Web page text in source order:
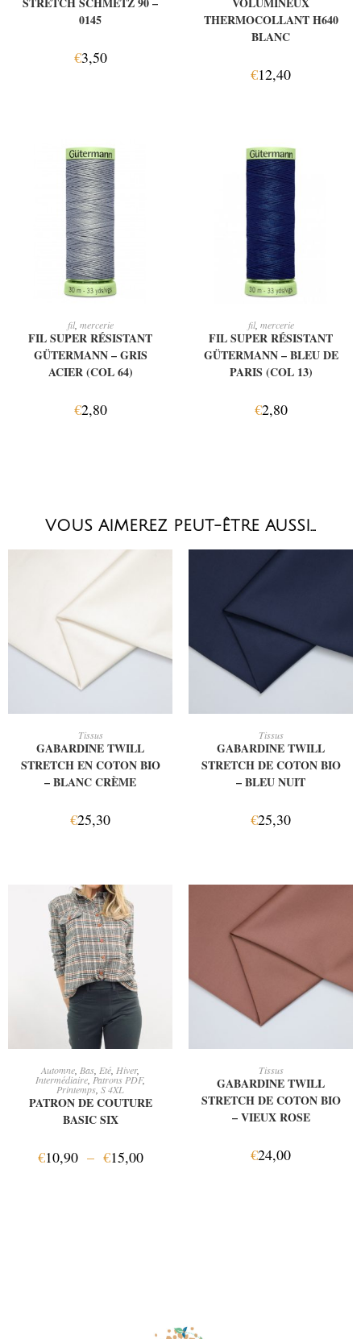
0145
€3,50
THERMOCOLLANT H640
BLANC
€12,40
AJOUTER AU PANIER
fil, mercerie
FIL SUPER RÉSISTANT
GÜTERMANN – GRIS
ACIER (COL 64)
€2,80
AJOUTER AU PANIER
fil, mercerie
FIL SUPER RÉSISTANT
GÜTERMANN – BLEU DE
PARIS (COL 13)
€2,80
VOUS AIMEREZ PEUT-ÊTRE AUSSI…
Tissus
GABARDINE TWILL
STRETCH EN COTON BIO
– BLANC CRÈME
€25,30
Tissus
GABARDINE TWILL
STRETCH DE COTON BIO
– BLEU NUIT
€25,30
CHOIX DES OPTIONS
Automne Bas Eté Hiver,
Intermédiaire Patrons PDF,
Printemps S 4XL
PATRON DE COUTURE
BASIC SIX
€10,90 – €15,00
Tissus
GABARDINE TWILL
STRETCH DE COTON BIO
– VIEUX ROSE
€24,00